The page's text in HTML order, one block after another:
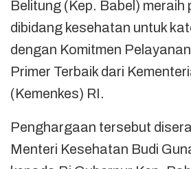
Belitung (Kep. Babel) meraih
dibidang kesehatan untuk
dengan Komitmen
Primer Terbaik dari
(Kemenkes) RI.
Penghargaan tersebut
Menteri Kesehatan Budi